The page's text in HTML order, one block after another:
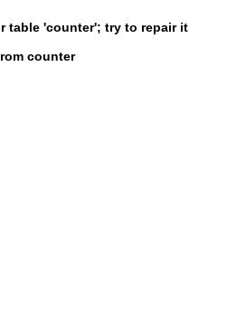
table 'counter'; try to repair it
counter